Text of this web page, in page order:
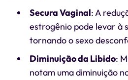
Secura Vaginal: A
estrogênio pode levar à
tornando o sexo
Diminuição da Libido:
notam uma diminuição